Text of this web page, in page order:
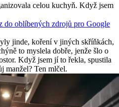
celou kuchyň. Když jsem
do oblíbených zdrojů pro Google
jinde, koření v jiných skříňkách,
to myslela dobře, jenže šlo o
Když jsem jí to řekla, spustila
manžel? Ten mlčel.